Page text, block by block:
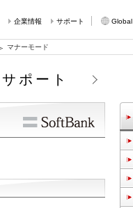
企業情報 サポート Global
マナーモード
サポート